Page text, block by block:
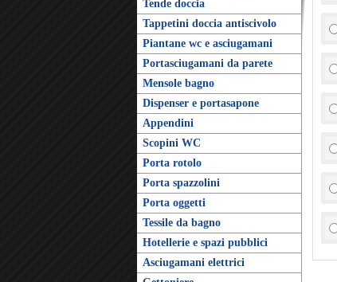
Tende doccia
Tappetini doccia antiscivolo
Piantane wc e asciugamani
Portasciugamani da parete
Mensole bagno
Dispenser e portasapone
Appendini
Scopini WC
Porta rotolo
Porta spazzolini
Porta oggetti
Tessile da bagno
Hotellerie e spazi pubblici
Asciugamani elettrici